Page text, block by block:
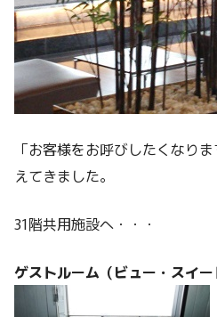
「お客様をお呼びしたくなり
えてきました。
31階共用施設へ・・・
ゲストルーム（ビュー・スイー